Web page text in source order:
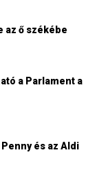
az ő székébe
a Parlament a
és az Aldi